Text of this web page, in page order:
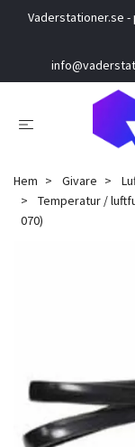
Vaderstationer.se
Hem Givare
Temperatur /
070)